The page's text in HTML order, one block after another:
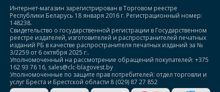
Интернет-магазин зарегистрирован в Торговом реестре
Республики Беларусь 18 января 2016 г. Регистрационный номер:
148238.
Свидетельство о государственной регистрации в Государственном
реестре издателей, изготовителей и распространителей печатных
изданий РБ в качестве распространителя печатных изданий за №
3/2259 от 6 октября 2025 г..
Уполномоченный на рассмотрение обращений покупателей: +375
162 93 76 16, sales@clc-blagovest.by
Уполномоченные по защите прав потребителей: отдел торговли и
услуг Бреста и Брестской области 8 (029) 87 27 852